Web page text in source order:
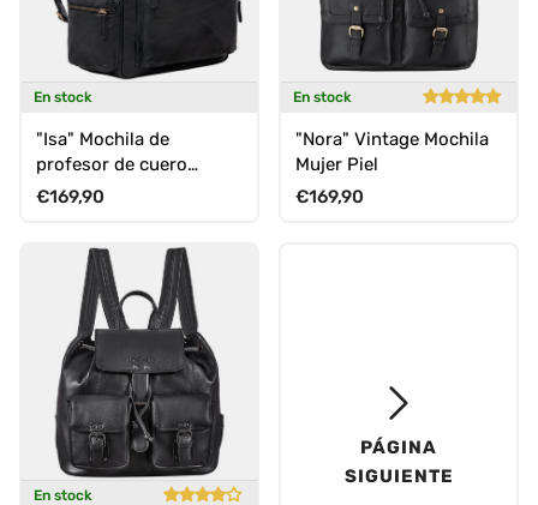
En stock
"Isa" Mochila de
profesor de cuero
grande Vintage
Precio normal
€169,90
En stock
"Nora" Vintage Mochila
Mujer Piel
Precio normal
€169,90
En stock
PÁGINA
SIGUIENTE